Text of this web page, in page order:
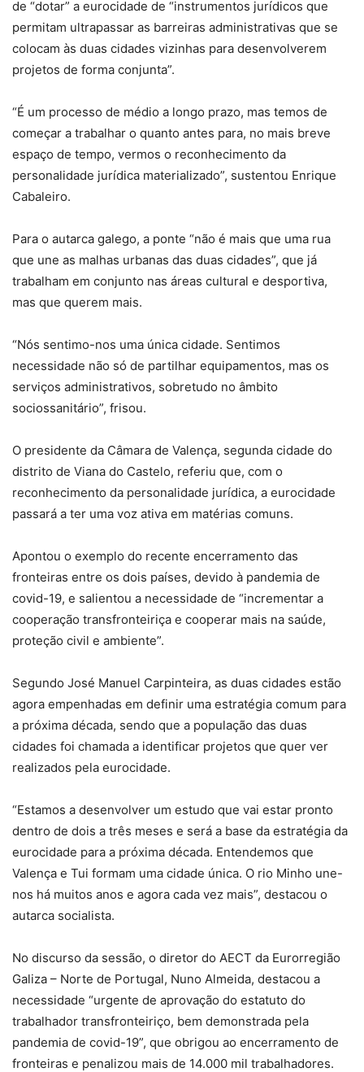
de “dotar” a eurocidade de “instrumentos jurídicos que
permitam ultrapassar as barreiras administrativas que se
colocam às duas cidades vizinhas para desenvolverem
projetos de forma conjunta”.
“É um processo de médio a longo prazo, mas temos de
começar a trabalhar o quanto antes para, no mais breve
espaço de tempo, vermos o reconhecimento da
personalidade jurídica materializado”, sustentou Enrique
Cabaleiro.
Para o autarca galego, a ponte “não é mais que uma rua
que une as malhas urbanas das duas cidades”, que já
trabalham em conjunto nas áreas cultural e desportiva,
mas que querem mais.
“Nós sentimo-nos uma única cidade. Sentimos
necessidade não só de partilhar equipamentos, mas os
serviços administrativos, sobretudo no âmbito
sociossanitário”, frisou.
O presidente da Câmara de Valença, segunda cidade do
distrito de Viana do Castelo, referiu que, com o
reconhecimento da personalidade jurídica, a eurocidade
passará a ter uma voz ativa em matérias comuns.
Apontou o exemplo do recente encerramento das
fronteiras entre os dois países, devido à pandemia de
covid-19, e salientou a necessidade de “incrementar a
cooperação transfronteiriça e cooperar mais na saúde,
proteção civil e ambiente”.
Segundo José Manuel Carpinteira, as duas cidades estão
agora empenhadas em definir uma estratégia comum para
a próxima década, sendo que a população das duas
cidades foi chamada a identificar projetos que quer ver
realizados pela eurocidade.
“Estamos a desenvolver um estudo que vai estar pronto
dentro de dois a três meses e será a base da estratégia da
eurocidade para a próxima década. Entendemos que
Valença e Tui formam uma cidade única. O rio Minho une-
nos há muitos anos e agora cada vez mais”, destacou o
autarca socialista.
No discurso da sessão, o diretor do AECT da Eurorregião
Galiza – Norte de Portugal, Nuno Almeida, destacou a
necessidade “urgente de aprovação do estatuto do
trabalhador transfronteiriço, bem demonstrada pela
pandemia de covid-19”, que obrigou ao encerramento de
fronteiras e penalizou mais de 14.000 mil trabalhadores.